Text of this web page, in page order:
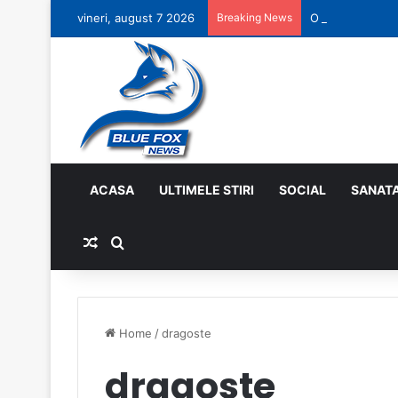
vineri, august 7 2026 Breaking News O faptă bună
ACASA ULTIMELE STIRI SOCIAL
Random Article
Search for
Home /dragoste
dragoste